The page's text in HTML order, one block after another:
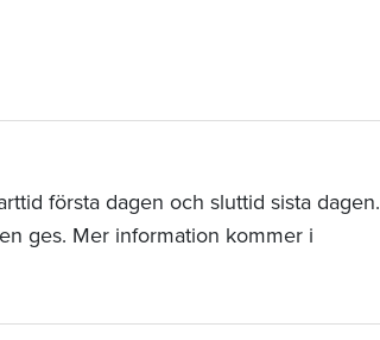
första dagen och sluttid sista dagen.
ges. Mer information kommer i